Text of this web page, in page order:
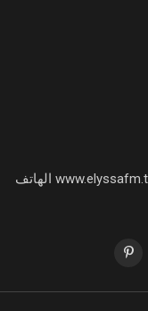
اذاعة عليسة "صوت الناس" تسمعونا على: www.elyssafm.tn الهاتف